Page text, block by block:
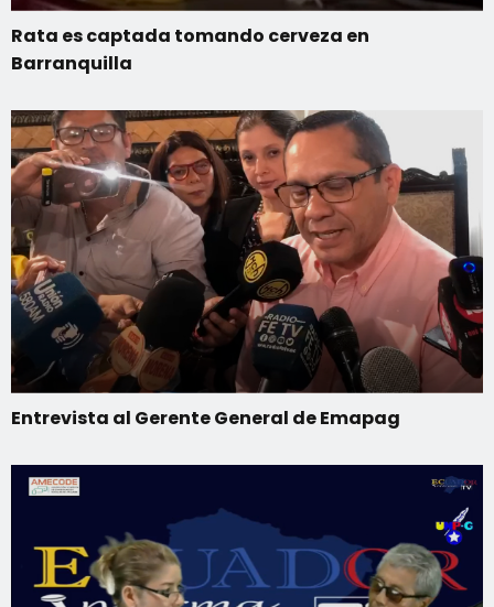
Rata es captada tomando cerveza en
Barranquilla
Entrevista al Gerente General de Emapag